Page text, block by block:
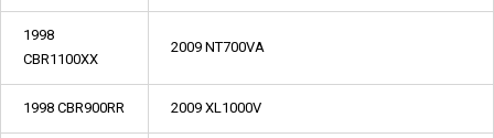
1998
CBR1100XX
2009 NT700VA
1998 CBR900RR 2009 XL1000V